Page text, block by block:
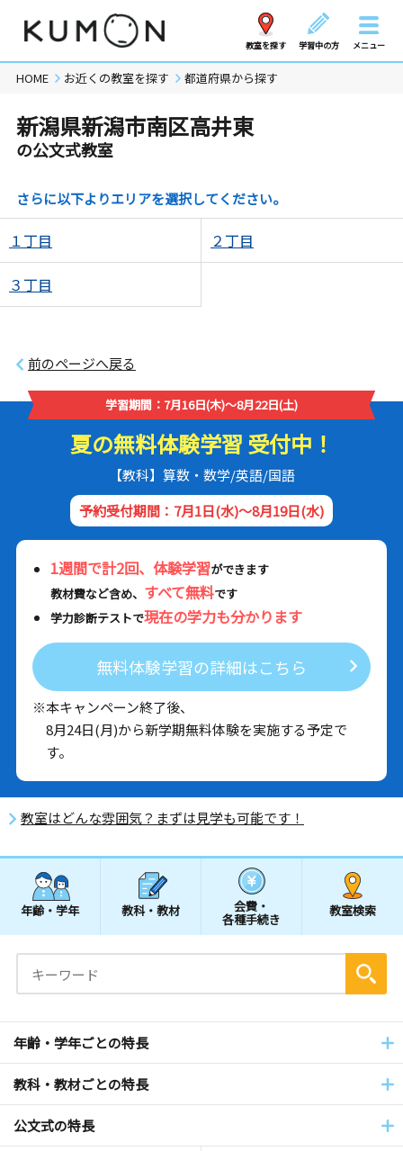
教室を探す 学習中の方 メニュー
HOME お近くの教室を探す 都道府県から探す
新潟県新潟市南区高井東
の公文式教室
さらに以下よりエリアを選択してください。
１丁目 ２丁目
３丁目
前のページへ戻る
学習期間：7月16日(木)～8月22日(土)
夏の無料体験学習 受付中！
【教科】算数・数学/英語/国語
予約受付期間：7月1日(水)～8月19日(水)
1週間で計2回、体験学習ができます
教材費など含め、 すべて無料です
学力診断テストで現在の学力も分かります
無料体験学習の詳細はこちら
※本キャンペーン終了後、
8月24日(月)から新学期無料体験を実施する予定で
す。
教室はどんな雰囲気？まずは見学も可能です！
年齢・学年 教科・教材 会費・
各種手続き
教室検索
年齢・学年ごとの特長
教科・教材ごとの特長
公文式の特長